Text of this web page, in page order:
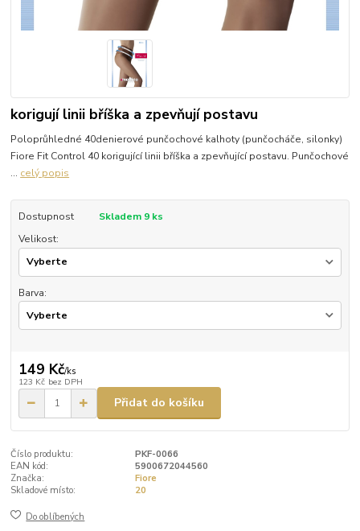
korigují linii bříška a zpevňují postavu
Poloprůhledné 40denierové punčochové kalhoty (punčocháče, silonky)
Fiore Fit Control 40 korigující linii bříška a zpevňující postavu. Punčochové
... celý popis
Dostupnost
Skladem 9 ks
Velikost:
Barva:
149 Kč/ks
123 Kč bez DPH
Přidat do košíku
Číslo produktu:
PKF-0066
EAN kód:
5900672044560
Značka:
Fiore
Skladové místo:
20
Do oblíbených